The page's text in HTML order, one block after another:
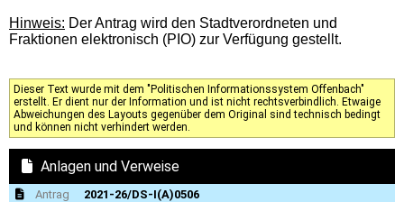
Hinweis: Der Antrag wird den Stadtverordneten und
Fraktionen elektronisch (PIO) zur Verfügung gestellt.
Dieser Text wurde mit dem "Politischen Informationssystem Offenbach"
erstellt. Er dient nur der Information und ist nicht rechtsverbindlich. Etwaige
Abweichungen des Layouts gegenüber dem Original sind technisch bedingt
und können nicht verhindert werden.
Anlagen und Verweise
Antrag
2021-26/DS-I(A)0506